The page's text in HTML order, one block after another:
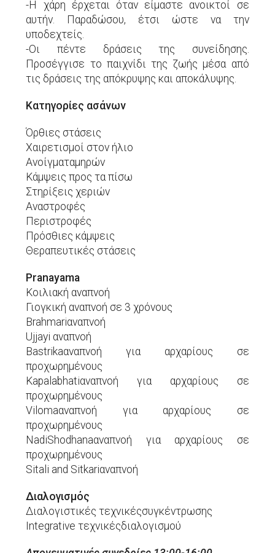
-Η χάρη έρχεται όταν είμαστε ανοικτοί σε
αυτήν. Παραδώσου, έτσι ώστε να την
υποδεχτείς.
-Οι πέντε δράσεις της συνείδησης.
Προσέγγισε το παιχνίδι της ζωής μέσα από
τις δράσεις της απόκρυψης και αποκάλυψης.
Κατηγορίες ασάνων
Όρθιες στάσεις
Χαιρετισμοί στον ήλιο
Ανοίγματαμηρών
Κάμψεις προς τα πίσω
Στηρίξεις χεριών
Αναστροφές
Περιστροφές
Πρόσθιες κάμψεις
Θεραπευτικές στάσεις
Pranayama
Κοιλιακή αναπνοή
Γιογκική αναπνοή σε 3 χρόνους
Brahmariαναπνοή
Ujjayi αναπνοή
Bastrikaαναπνοή για αρχαρίους σε
προχωρημένους
Kapalabhatiαναπνοή για αρχαρίους σε
προχωρημένους
Vilomaαναπνοή για αρχαρίους σε
προχωρημένους
NadiShodhanaαναπνοή για αρχαρίους σε
προχωρημένους
Sitali and Sitkariαναπνοή
Διαλογισμός
Διαλογιστικές τεχνικέςσυγκέντρωσης
Integrative τεχνικέςδιαλογισμού